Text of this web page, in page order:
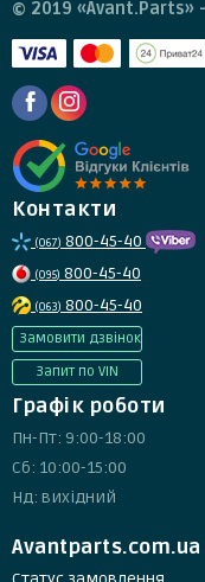
© 2019 «Avant.Parts»
Контакти
(067) 800-45-40
(095) 800-45-40
(063) 800-45-40
Замовити дзвінок
Запит по VIN
Графік роботи
Пн-Пт: 9:00-18:00
Сб: 10:00-15:00
Нд: вихідний
Avantparts.com.ua